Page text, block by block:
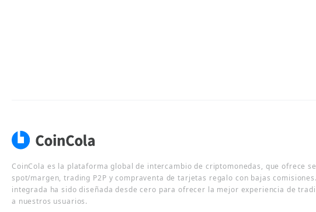
CoinCola es la plataforma global de intercambio de criptomonedas, que ofrece
spot/margen, trading P2P y compraventa de tarjetas regalo con bajas
integrada ha sido diseñada desde cero para ofrecer la mejor experiencia de
a nuestros usuarios.